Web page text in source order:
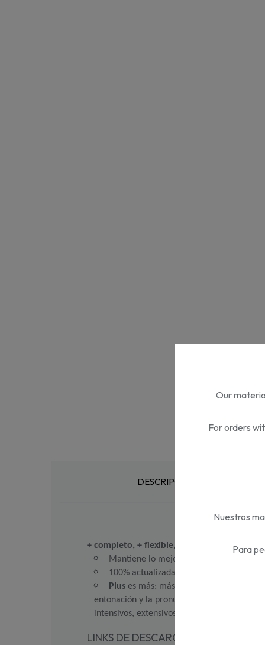
DESCRIPCIÓN
+ completo, + flexible, + digital
Mantiene lo mejor de Aula
100% actualizada y con muchos
Plus es más: más actividades de
entonación y la pronunciación de manera
intensivos, extensivos, híbridos,
LINKS DE DESCARGA DE RECURSOS
Our
For orders
Nuestros
Para